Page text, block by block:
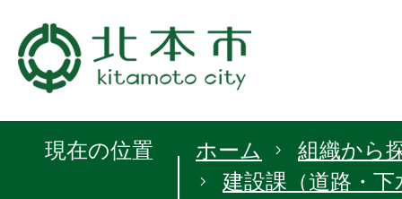
現在の位置 ホーム
組織から
建設課（道路・